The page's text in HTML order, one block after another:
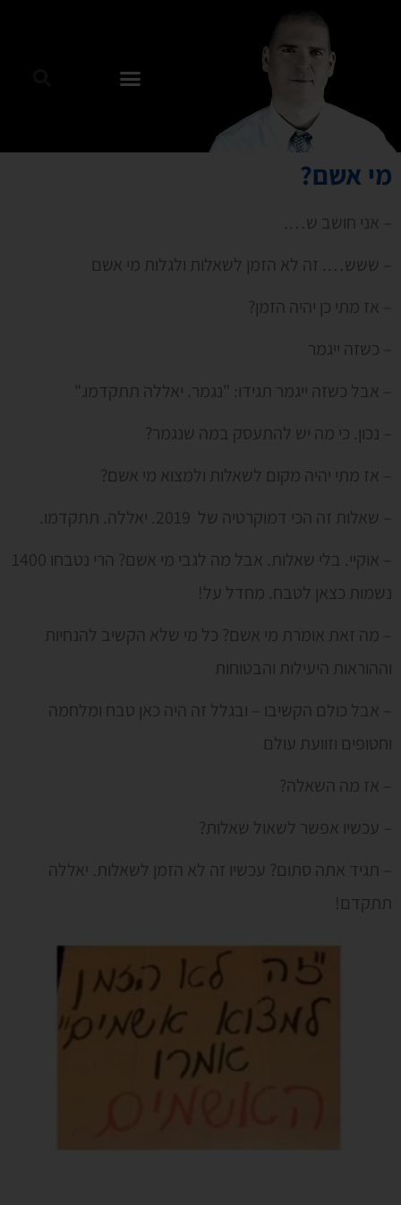
מי אשם?
– אני חושב ש….
– ששש…. זה לא הזמן לשאלות ולגלות מי אשם
– אז מתי כן יהיה הזמן?
– כשזה ייגמר
– אבל כשזה ייגמר תגידו: "נגמר. יאללה תתקדמו."
– נכון. כי מה יש להתעסק במה שנגמר?
– אז מתי יהיה מקום לשאלות ולמצוא מי אשם?
– שאלות זה הכי דמוקרטיה של 2019. יאללה. תתקדמו.
– אוקיי. בלי שאלות. אבל מה לגבי מי אשם? הרי נטבחו 1400
נשמות כצאן לטבח. מחדל על!
– מה זאת אומרת מי אשם? כל מי שלא הקשיב להנחיות
וההוראות היעילות והבטוחות
– אבל כולם הקשיבו – ובגלל זה היה כאן טבח ומלחמה
וחטופים וזוועת עולם
– אז מה השאלה?
– עכשיו אפשר לשאול שאלות?
– תגיד אתה סתום? עכשיו זה לא הזמן לשאלות. יאללה
תתקדם!